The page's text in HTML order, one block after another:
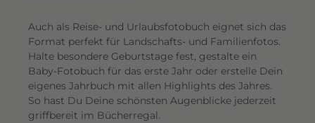
Auch als Reise- und Urlaubsfotobuch eignet sich das
Format perfekt für Landschafts- und Familienfotos.
Halte besondere Geburtstage fest, gestalte ein
Baby-Fotobuch für das erste Jahr oder erstelle Dein
eigenes Jahrbuch mit allen Highlights des Jahres.
So hast Du Deine schönsten Augenblicke jederzeit
griffbereit im Bücherregal.